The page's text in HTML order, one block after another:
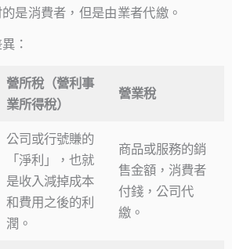
是消費者，但是由業者代繳。
：
營所稅（營利事
業所得稅）
營業稅
公司或行號賺的
「淨利」，也就
是收入減掉成本
和費用之後的利
潤。
商品或服務的銷
售金額，消費者
付錢，公司代
繳。